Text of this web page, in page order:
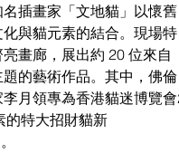
插畫家「文地貓」以懷舊
與貓元素的結合。現場特
畫廊，展出約 20 位來自
的藝術作品。其中，佛倫
月領專為香港貓迷博覽
的特大招財貓新